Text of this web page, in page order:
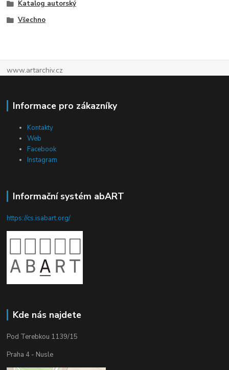
Katalog autorský
Všechno
www.artarchiv.cz
Informace pro zákazníky
Kontakty
Web
Facebook
Instagram
Informační systém abART
https://cs.isabart.org/
Kde nás najdete
Pod Terebkou 1139/15
Praha 4 - Nusle